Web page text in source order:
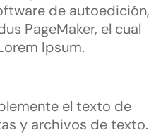
de autoedición,
PageMaker, el cual
Ipsum.
el texto de
y archivos de texto.